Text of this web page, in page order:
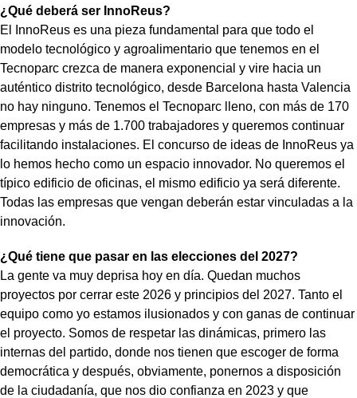
¿Qué deberá ser InnoReus?
El InnoReus es una pieza fundamental para que todo el
modelo tecnológico y agroalimentario que tenemos en el
Tecnoparc crezca de manera exponencial y vire hacia un
auténtico distrito tecnológico, desde Barcelona hasta Valencia
no hay ninguno. Tenemos el Tecnoparc lleno, con más de 170
empresas y más de 1.700 trabajadores y queremos continuar
facilitando instalaciones. El concurso de ideas de InnoReus ya
lo hemos hecho como un espacio innovador. No queremos el
típico edificio de oficinas, el mismo edificio ya será diferente.
Todas las empresas que vengan deberán estar vinculadas a la
innovación.
¿Qué tiene que pasar en las elecciones del 2027?
La gente va muy deprisa hoy en día. Quedan muchos
proyectos por cerrar este 2026 y principios del 2027. Tanto el
equipo como yo estamos ilusionados y con ganas de continuar
el proyecto. Somos de respetar las dinámicas, primero las
internas del partido, donde nos tienen que escoger de forma
democrática y después, obviamente, ponernos a disposición
de la ciudadanía, que nos dio confianza en 2023 y que